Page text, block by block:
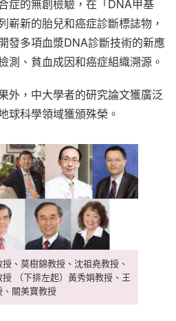
症的無創檢驗，在「DNA甲基
嶄新的胎兒和癌症診斷標誌物，
發多項血漿DNA診斷技術的新應
測、貧血成因和癌症組織溯源。
外，中大學者的研究論文獲廣泛
球科學領域獲頒殊榮。
授、莫樹錦教授、沈祖堯教授、
（下排左起）黃秀娟教授、王
關美寶教授